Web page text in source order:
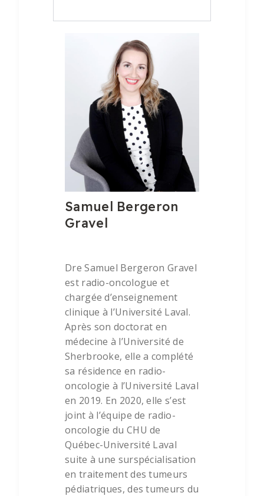
Samuel Bergeron
Gravel
Dre Samuel Bergeron Gravel
est radio-oncologue et
chargée d’enseignement
clinique à l’Université Laval.
Après son doctorat en
médecine à l’Université de
Sherbrooke, elle a complété
sa résidence en radio-
oncologie à l’Université Laval
en 2019. En 2020, elle s’est
joint à l’équipe de radio-
oncologie du CHU de
Québec-Université Laval
suite à une surspécialisation
en traitement des tumeurs
pédiatriques, des tumeurs du